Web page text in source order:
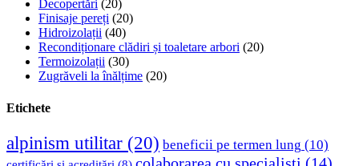
Decopertări (20)
Finisaje pereți (20)
Hidroizolații (40)
Recondiționare clădiri și toaletare arbori (20)
Termoizolații (30)
Zugrăveli la înălțime (20)
Etichete
alpinism utilitar (20) beneficii pe termen lung (10)